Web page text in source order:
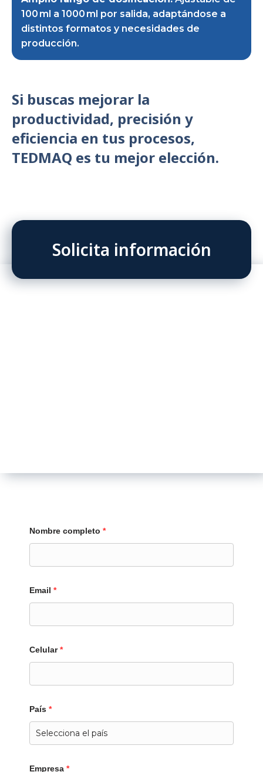
100 ml a 1000 ml por salida, adaptándose a
distintos formatos y necesidades de
producción.
Si buscas mejorar la
productividad, precisión y
eficiencia en tus procesos,
TEDMAQ es tu mejor elección.
Solicita información
Nombre completo *
Email *
Celular *
País *
Empresa *